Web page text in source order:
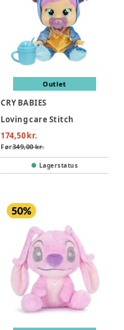
Outlet
CRY BABIES
Loving care Stitch
174,50 kr.
Før349,00 kr.
Lagerstatus